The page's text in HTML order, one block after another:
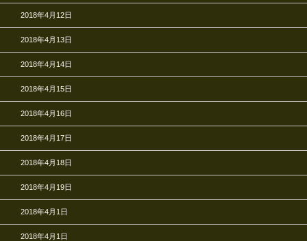
2018年4月12日
2018年4月13日
2018年4月14日
2018年4月15日
2018年4月16日
2018年4月17日
2018年4月18日
2018年4月19日
2018年4月1日
2018年4月1日